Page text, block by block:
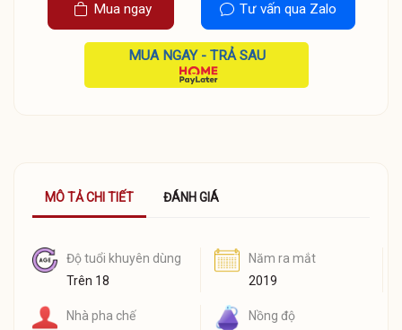
Mua ngay Tư vấn qua Zalo
MUA NGAY - TRẢ SAU
MÔ TẢ CHI TIẾT ĐÁNH GIÁ
Độ tuổi khuyên dùng
Trên 18
Năm ra mắt
2019
Nhà pha chế
Nồng độ